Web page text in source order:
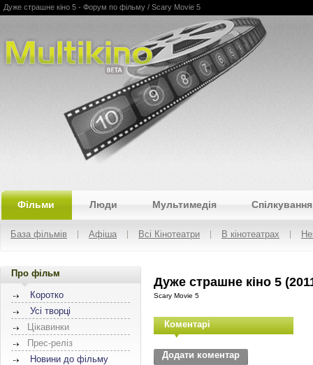
Multikino
Дуже страшне кіно 5 - Форум по фільму / Scary Movie 5
Фільми Люди Мультимедія Спілкування
База фільмів Афіша Всі Кінотеатри В кінотеатрах
Про фільм
Коротко
Усі творці
Цікавинки
Прес-реліз
Новини до фільму
Дуже страшне кіно 5
Scary Movie 5
Коментарі
Додати коментар